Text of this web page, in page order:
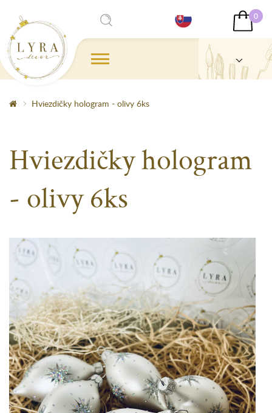
0
Hviezdičky hologram - olivy 6ks
Hviezdičky hologram
- olivy 6ks